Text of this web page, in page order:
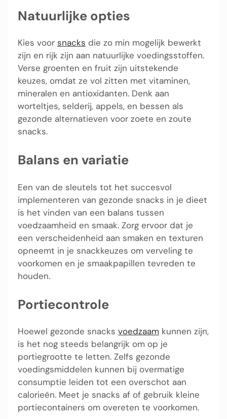
Natuurlijke opties
Kies voor snacks die zo min mogelijk bewerkt
zijn en rijk zijn aan natuurlijke voedingsstoffen.
Verse groenten en fruit zijn uitstekende
keuzes, omdat ze vol zitten met vitaminen,
mineralen en antioxidanten. Denk aan
worteltjes, selderij, appels, en bessen als
gezonde alternatieven voor zoete en zoute
snacks.
Balans en variatie
Een van de sleutels tot het succesvol
implementeren van gezonde snacks in je dieet
is het vinden van een balans tussen
voedzaamheid en smaak. Zorg ervoor dat je
een verscheidenheid aan smaken en texturen
opneemt in je snackkeuzes om verveling te
voorkomen en je smaakpapillen tevreden te
houden.
Portiecontrole
Hoewel gezonde snacks voedzaam kunnen zijn,
is het nog steeds belangrijk om op je
portiegrootte te letten. Zelfs gezonde
voedingsmiddelen kunnen bij overmatige
consumptie leiden tot een overschot aan
calorieën. Meet je snacks af of gebruik kleine
portiecontainers om overeten te voorkomen.